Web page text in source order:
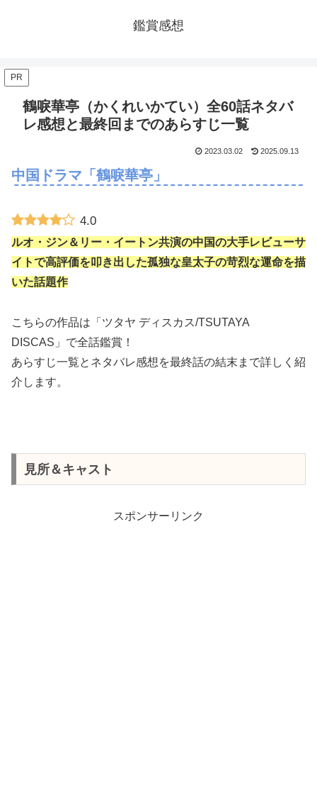
鑑賞感想
PR
鶴唳華亭（かくれいかてい）全60話ネタバ
レ感想と最終回までのあらすじ一覧
2023.03.02 2025.09.13
中国ドラマ「鶴唳華亭」
4.0
ルオ・ジン＆リー・イートン共演の中国の大手レビューサ
イトで高評価を叩き出した孤独な皇太子の苛烈な運命を描
いた話題作
こちらの作品は「ツタヤ ディスカス/TSUTAYA
DISCAS」で全話鑑賞！
あらすじ一覧とネタバレ感想を最終話の結末まで詳しく紹
介します。
見所＆キャスト
スポンサーリンク